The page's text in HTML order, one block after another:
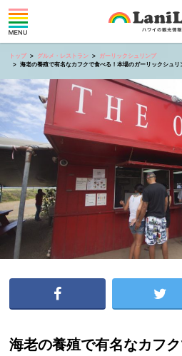
トップ グルメ・レストラン
ガーリックシュリンプ
海老の養殖で有名なカフクで食べる！本場のガーリックシュリ
海老の養殖で有名なカフ